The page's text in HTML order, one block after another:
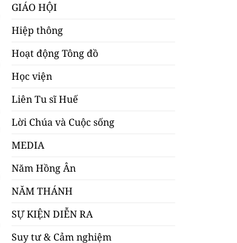
GIÁO HỘI
Hiệp thông
Hoạt động Tông đồ
Học viện
Liên Tu sĩ Huế
Lời Chúa và Cuộc sống
MEDIA
Năm Hồng Ân
NĂM THÁNH
SỰ KIỆN DIỄN RA
Suy tư & Cảm nghiệm